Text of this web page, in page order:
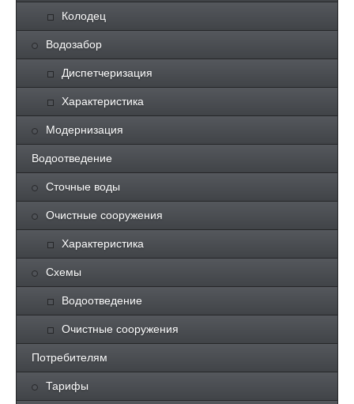
Колодец
Водозабор
Диспетчеризация
Характеристика
Модернизация
Водоотведение
Сточные воды
Очистные сооружения
Характеристика
Схемы
Водоотведение
Очистные сооружения
Потребителям
Тарифы